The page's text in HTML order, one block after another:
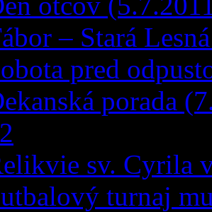
– Stará
pred
porada
sv. Cyrila
turnaj